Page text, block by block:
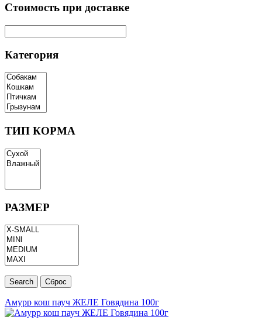
Cтоимость при доставке
Категория
ТИП КОРМА
РАЗМЕР
Амурр кош пауч ЖЕЛЕ Говядина 100г